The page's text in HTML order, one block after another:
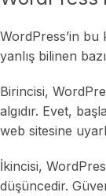
WordPress’in
yanlış bilinen
Birincisi,
algıdır. Evet,
web sitesine
İkincisi,
düşüncedir.